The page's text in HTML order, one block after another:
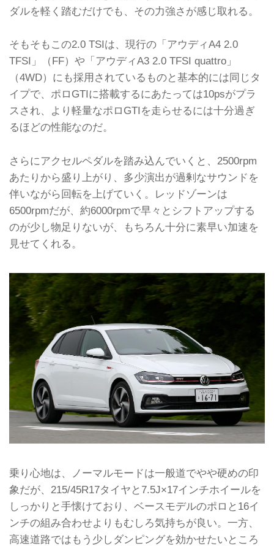
ダルを軽く踏むだけでも、その力強さが感じ取れる。
そもそもこの2.0 TSIは、現行の「アウディA4 2.0
TFSI」（FF）や「アウディA3 2.0 TFSI quattro」
（4WD）にも採用されているものと基本的には同じタ
イプで、ポロGTIに搭載するにあたっては10psがプラ
スされ、より軽量なポロGTIを走らせるには十分過ぎ
るほどの性能なのだ。
さらにアクセルペダルを踏み込んでいくと、2500rpm
あたりから盛り上がり、多少演出が過剰なサウンドを
伴いながら回転を上げていく。レッドゾーンは
6500rpmだが、約6000rpmで早々とシフトアップする
のが少し物足りないが、もちろん十分に素早い加速を
見せてくれる。
乗り心地は、ノーマルモードは一般道でやや硬めの印
象だが、215/45R17タイヤと7.5J×17インチホイールを
しっかりと手懐けており、ベースモデルのポロと16イ
ンチの組み合わせよりもむしろ気持ちが良い。一方、
高速道路ではもう少しダンピングを効かせたいところ